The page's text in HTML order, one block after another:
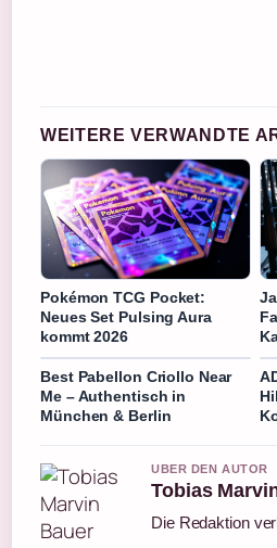
WEITERE VERWANDTE
Pokémon TCG Pocket:
Neues Set Pulsing Aura
kommt 2026
Best Pabellon Criollo Near
Me – Authentisch in
München & Berlin
UBER DEN AUTOR
Tobias
Die Redaktion